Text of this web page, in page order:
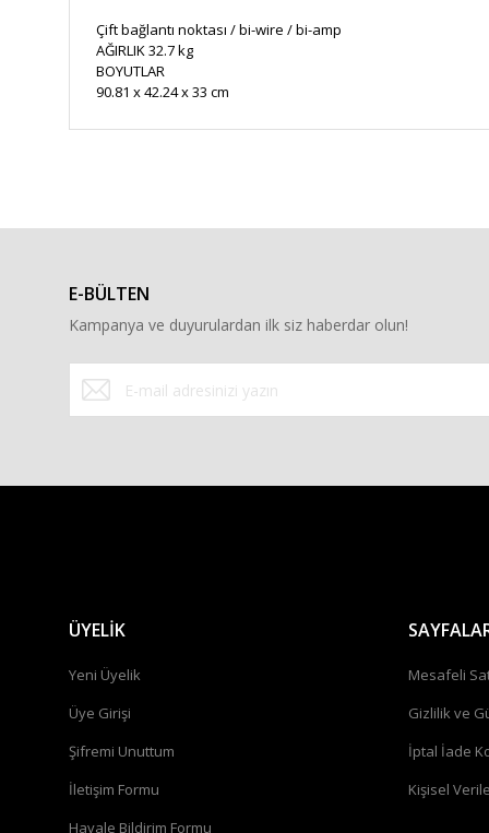
Çift bağlantı noktası / bi-wire / bi-amp
AĞIRLIK 32.7 kg
BOYUTLAR
90.81 x 42.24 x 33 cm
Ürün bilgilerinde hatalar bulunuyor.
Ürün fiyatı diğer sitelerden daha pahalı.
Bu ürüne benzer farklı alternatifler olmalı.
E-BÜLTEN
Kampanya ve duyurulardan ilk siz haberdar olun!
ÜYELİK
Yeni Üyelik
Üye Girişi
Şifremi Unuttum
İletişim Formu
Havale Bildirim Formu
Mesafeli
Gizlilik ve
İptal İade
Kişisel